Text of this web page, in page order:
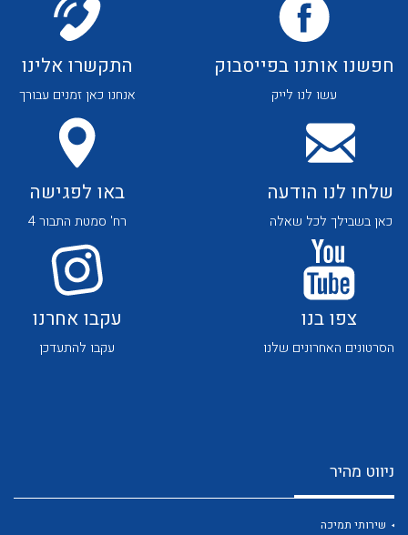
לכל מוצרי היצרן לכל מוצרי היצרן
לכל מוצרי היצרן לכל מוצרי היצרן
חפשנו אותנו בפייסבוק
עשו לנו לייק
התקשרו אלינו
אנחנו כאן זמנים עבורך
שלחו לנו הודעה
כאן בשבילך לכל שאלה
באו לפגישה
רח' סמטת התבור 4
צפו בנו
הסרטונים האחרונים שלנו
עקבו אחרנו
עקבו להתעדכן
ניווט מהיר
שירותי תמיכה